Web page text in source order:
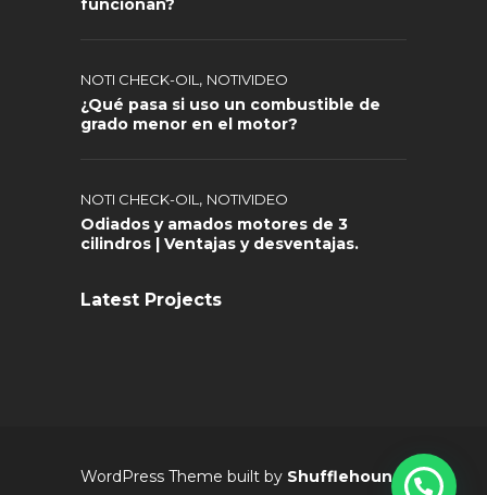
funcionan?
NOTI CHECK-OIL , NOTIVIDEO
¿Qué pasa si uso un combustible de
grado menor en el motor?
NOTI CHECK-OIL , NOTIVIDEO
Odiados y amados motores de 3
cilindros | Ventajas y desventajas.
Latest Projects
WordPress Theme built by Shufflehound .